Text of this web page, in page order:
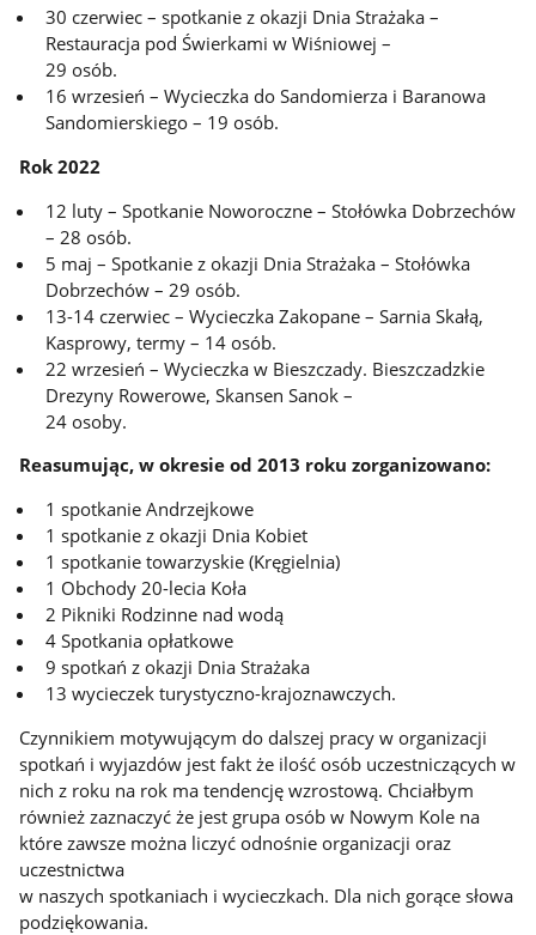
30 czerwiec – spotkanie z okazji Dnia Strażaka –
Restauracja pod Świerkami w Wiśniowej –
29 osób.
16 wrzesień – Wycieczka do Sandomierza i Baranowa
Sandomierskiego – 19 osób.
Rok 2022
12 luty – Spotkanie Noworoczne – Stołówka Dobrzechów
– 28 osób.
5 maj – Spotkanie z okazji Dnia Strażaka – Stołówka
Dobrzechów – 29 osób.
13-14 czerwiec – Wycieczka Zakopane – Sarnia Skałą,
Kasprowy, termy – 14 osób.
22 wrzesień – Wycieczka w Bieszczady. Bieszczadzkie
Drezyny Rowerowe, Skansen Sanok –
24 osoby.
Reasumując, w okresie od 2013 roku zorganizowano:
1 spotkanie Andrzejkowe
1 spotkanie z okazji Dnia Kobiet
1 spotkanie towarzyskie (Kręgielnia)
1 Obchody 20-lecia Koła
2 Pikniki Rodzinne nad wodą
4 Spotkania opłatkowe
9 spotkań z okazji Dnia Strażaka
13 wycieczek turystyczno-krajoznawczych.
Czynnikiem motywującym do dalszej pracy w organizacji
spotkań i wyjazdów jest fakt że ilość osób uczestniczących w
nich z roku na rok ma tendencję wzrostową. Chciałbym
również zaznaczyć że jest grupa osób w Nowym Kole na
które zawsze można liczyć odnośnie organizacji oraz
uczestnictwa
w naszych spotkaniach i wycieczkach. Dla nich gorące słowa
podziękowania.